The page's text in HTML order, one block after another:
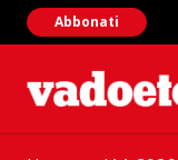
Abbonati